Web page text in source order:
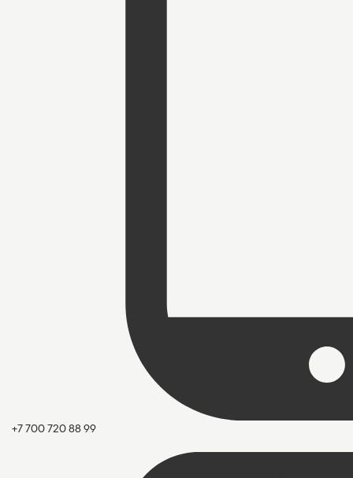
+7 700 720 88 99